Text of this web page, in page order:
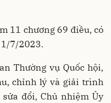
11 chương 69 điều, có
7/2023.
Thường vụ Quốc hội,
chỉnh lý và giải trình
đổi, Chủ nhiệm Ủy